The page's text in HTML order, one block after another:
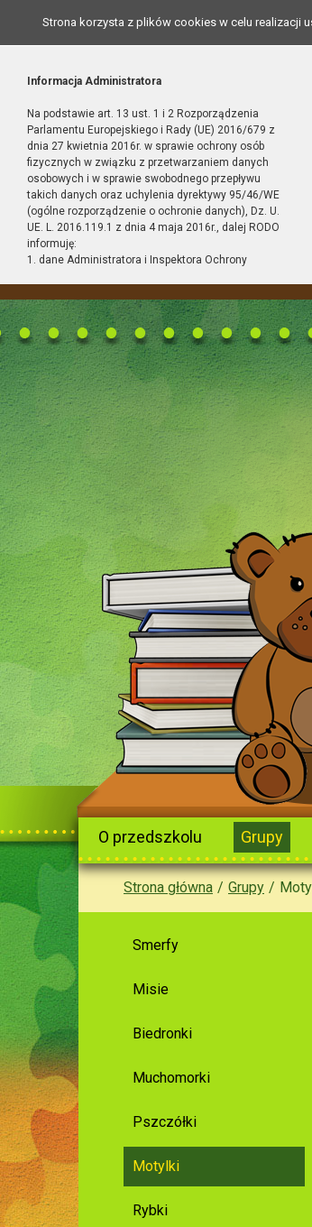
Strona korzysta z plików cookies w celu realizacji
Informacja Administratora
Na podstawie art. 13 ust. 1 i 2 Rozporządzenia
Parlamentu Europejskiego i Rady (UE) 2016/679 z
dnia 27 kwietnia 2016r. w sprawie ochrony osób
fizycznych w związku z przetwarzaniem danych
osobowych i w sprawie swobodnego przepływu
takich danych oraz uchylenia dyrektywy 95/46/WE
(ogólne rozporządzenie o ochronie danych), Dz. U.
UE. L. 2016.119.1 z dnia 4 maja 2016r., dalej RODO
informuję:
1. dane Administratora i Inspektora Ochrony
O przedszkolu Grupy
Strona główna Grupy
Smerfy
Misie
Biedronki
Muchomorki
Pszczółki
Motylki
Rybki